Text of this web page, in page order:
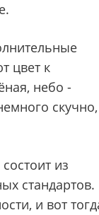
цвет к
небо -
скучно,
из
стандартов.
и вот